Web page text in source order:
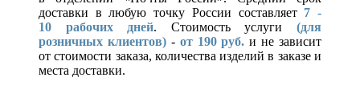
доставки в любую точку России составляет 7 -
10 рабочих дней. Стоимость услуги(для
розничных клиентов)- от 190 руб. и не зависит
от стоимости заказа, количества изделий в заказе и
места доставки.